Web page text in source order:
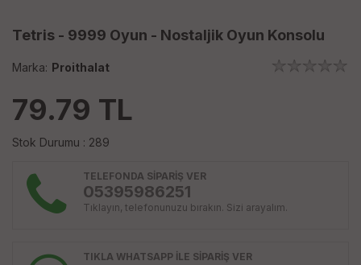
Tetris - 9999 Oyun - Nostaljik Oyun Konsolu
Marka: Proithalat
79.79 TL
Stok Durumu : 289
TELEFONDA SİPARİŞ VER
05395986251
Tıklayın, telefonunuzu bırakın. Sizi arayalım.
TIKLA WHATSAPP İLE SİPARİŞ VER